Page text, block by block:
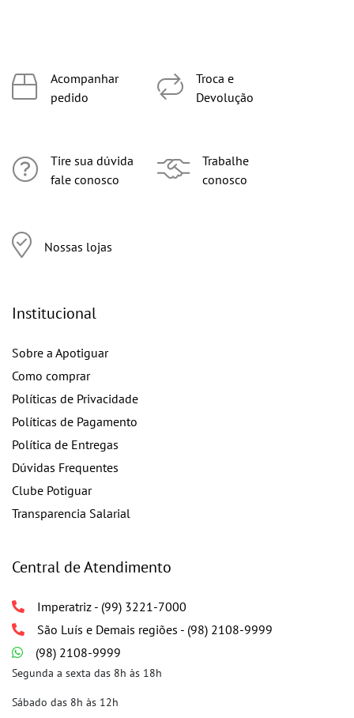
Acompanhar
pedido
Tire sua dúvida
fale conosco
Nossas lojas
Troca e
Devolução
Trabalhe
conosco
Institucional
Sobre a Apotiguar
Como comprar
Políticas de Privacidade
Políticas de Pagamento
Política de Entregas
Dúvidas Frequentes
Clube Potiguar
Transparencia Salarial
Central de Atendimento
Imperatriz - (99) 3221-7000
São Luís e Demais regiões - (98) 2108-9999
(98) 2108-9999
Segunda a sexta das 8h às 18h
Sábado das 8h às 12h